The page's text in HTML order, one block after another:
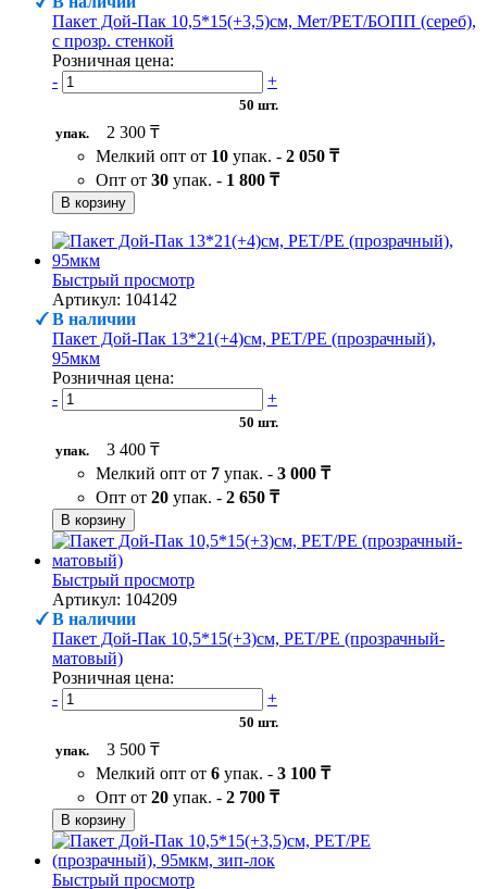
Пакет Дой-Пак 10,5*15(+3,5)см, Мет/PET/БОПП (сереб),
с прозр. стенкой
Розничная цена:
-
+
50 шт.
упак.
2 300 ₸
Мелкий опт от 10 упак. - 2 050 ₸
Опт от 30 упак. - 1 800 ₸
В корзину
Быстрый просмотр
Артикул: 104142
В наличии
Пакет Дой-Пак 13*21(+4)см, PET/PE (прозрачный),
95мкм
Розничная цена:
-
+
50 шт.
упак.
3 400 ₸
Мелкий опт от 7 упак. - 3 000 ₸
Опт от 20 упак. - 2 650 ₸
В корзину
Быстрый просмотр
Артикул: 104209
В наличии
Пакет Дой-Пак 10,5*15(+3)см, PET/PE (прозрачный-
матовый)
Розничная цена:
-
+
50 шт.
упак.
3 500 ₸
Мелкий опт от 6 упак. - 3 100 ₸
Опт от 20 упак. - 2 700 ₸
В корзину
Быстрый просмотр